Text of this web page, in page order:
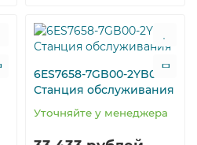
6ES7658-7GB00-2YB0
Станция обслуживания
Уточняйте у менеджера